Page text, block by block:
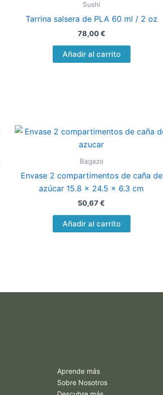
Sushi
Tarrina salsera de PLA 60 ml / 2 oz
78,00€
Añadir al carrito
Bagazo
Envase 2 compartimentos de caña de
azúcar 15.8 x 24.5 x 6.3 cm
50,67 €
Añadir al carrito
Aprende más
Sobre Nosotros